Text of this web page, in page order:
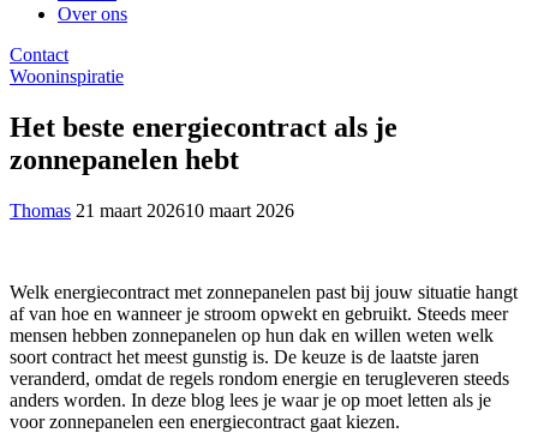
Over ons
Contact
Wooninspiratie
Het beste energiecontract als je
zonnepanelen hebt
Thomas 21 maart 202610 maart 2026
Welk energiecontract met zonnepanelen past bij jouw situatie hangt
af van hoe en wanneer je stroom opwekt en gebruikt. Steeds meer
mensen hebben zonnepanelen op hun dak en willen weten welk
soort contract het meest gunstig is. De keuze is de laatste jaren
veranderd, omdat de regels rondom energie en terugleveren steeds
anders worden. In deze blog lees je waar je op moet letten als je
voor zonnepanelen een energiecontract gaat kiezen.